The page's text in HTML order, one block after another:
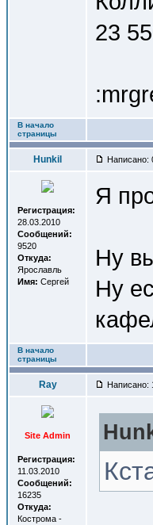
23
В начало
страницы
Hunkil Написано:
Регистрация:
28.03.2010
Сообщений:
9520
Откуда:
Ярославль
Имя: Сергей
Я
Ну
Ну
В начало
страницы
Ray Написано:
Site Admin
Регистрация:
11.03.2010
Сообщений:
16235
Откуда:
Кострома -